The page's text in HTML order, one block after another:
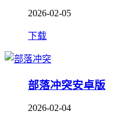
2026-02-05
下载
部落冲突安卓版
2026-02-04